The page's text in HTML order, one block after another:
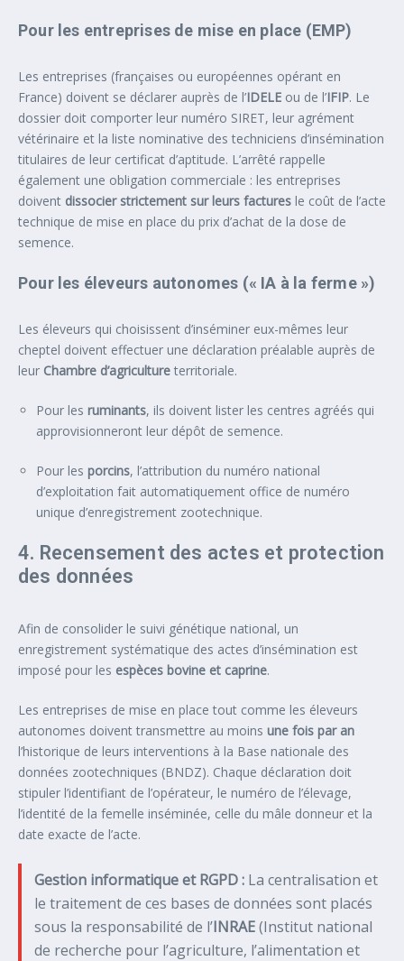
Pour les entreprises de mise en place (EMP)
Les entreprises (françaises ou européennes opérant en
France) doivent se déclarer auprès de l’IDELE ou de l’IFIP. Le
dossier doit comporter leur numéro SIRET, leur agrément
vétérinaire et la liste nominative des techniciens d’insémination
titulaires de leur certificat d’aptitude. L’arrêté rappelle
également une obligation commerciale : les entreprises
doivent dissocier strictement sur leurs factures le coût de l’acte
technique de mise en place du prix d’achat de la dose de
semence.
Pour les éleveurs autonomes (« IA à la ferme »)
Les éleveurs qui choisissent d’inséminer eux-mêmes leur
cheptel doivent effectuer une déclaration préalable auprès de
leur Chambre d’agriculture territoriale.
Pour les ruminants, ils doivent lister les centres agréés qui
approvisionneront leur dépôt de semence.
Pour les porcins, l’attribution du numéro national
d’exploitation fait automatiquement office de numéro
unique d’enregistrement zootechnique.
4. Recensement des actes et protection
des données
Afin de consolider le suivi génétique national, un
enregistrement systématique des actes d’insémination est
imposé pour les espèces bovine et caprine.
Les entreprises de mise en place tout comme les éleveurs
autonomes doivent transmettre au moins une fois par an
l’historique de leurs interventions à la Base nationale des
données zootechniques (BNDZ). Chaque déclaration doit
stipuler l’identifiant de l’opérateur, le numéro de l’élevage,
l’identité de la femelle inséminée, celle du mâle donneur et la
date exacte de l’acte.
Gestion informatique et RGPD :La centralisation et
le traitement de ces bases de données sont placés
sous la responsabilité de l’INRAE(Institut national
de recherche pour l’agriculture, l’alimentation et